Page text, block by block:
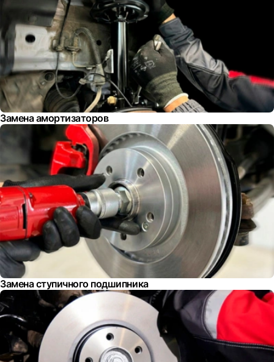
Замена амортизаторов
Замена ступичного подшипника